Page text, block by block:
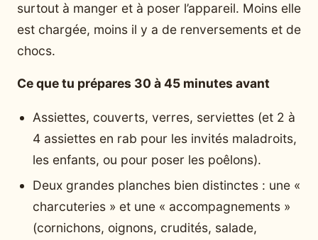
surtout à manger et à poser l’appareil. Moins elle
est chargée, moins il y a de renversements et de
chocs.
Ce que tu prépares 30 à 45 minutes avant
Assiettes, couverts, verres, serviettes (et 2 à
4 assiettes en rab pour les invités maladroits,
les enfants, ou pour poser les poêlons).
Deux grandes planches bien distinctes : une «
charcuteries » et une « accompagnements »
(cornichons, oignons, crudités, salade,